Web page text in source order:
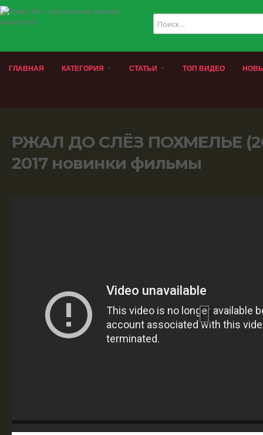
ГЛАВНАЯ КАТЕГОРИЯ СТАТЬИ ТОП ВИДЕО
РЖАЛ ДО СЛЁЗ ПОХМЕЛЬЕ
2017 новинки фильмы